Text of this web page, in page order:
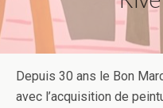
Depuis 30 ans le Bon
avec l’acquisition de